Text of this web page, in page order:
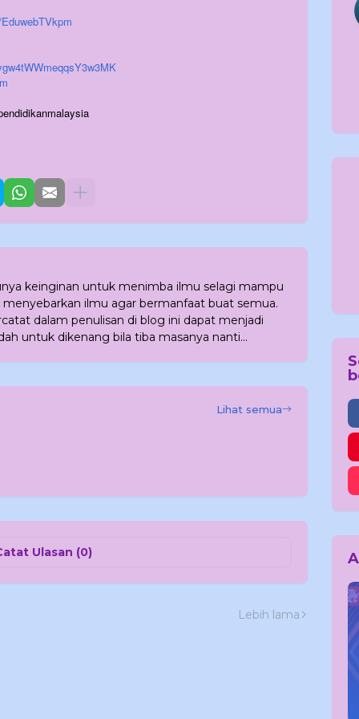
keinginan untuk menimba ilmu selagi mampu
ilmu agar bermanfaat buat semua.
dalam penulisan di blog ini dapat menjadi
untuk dikenang bila tiba masanya nanti...
Lihat semua
Ulasan (0)
Lebih lama